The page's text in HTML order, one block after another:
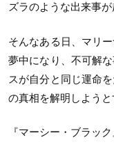
ズラのような出来事
そんなある日、マリ
夢中になり、不可解
スが自分と同じ運命
の真相を解明しようと
『マーシー・ブラッ